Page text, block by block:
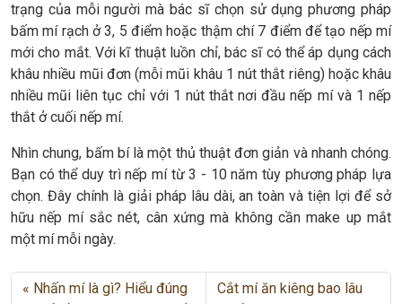
trạng của mỗi người mà bác sĩ chọn sử dụng phương pháp
bấm mí rạch ở 3, 5 điểm hoặc thậm chí 7 điểm để tạo nếp mí
mới cho mắt. Với kĩ thuật luồn chỉ, bác sĩ có thể áp dụng cách
khâu nhiều mũi đơn (mỗi mũi khâu 1 nút thắt riêng) hoặc khâu
nhiều mũi liên tục chỉ với 1 nút thắt nơi đầu nếp mí và 1 nếp
thắt ở cuối nếp mí.
Nhìn chung, bấm bí là một thủ thuật đơn giản và nhanh chóng.
Bạn có thể duy trì nếp mí từ 3 - 10 năm tùy phương pháp lựa
chọn. Đây chính là giải pháp lâu dài, an toàn và tiện lợi để sở
hữu nếp mí sắc nét, cân xứng mà không cần make up mắt
một mí mỗi ngày.
Nhấn mí là gì? Hiểu đúng
Cắt mí ăn kiêng bao lâu